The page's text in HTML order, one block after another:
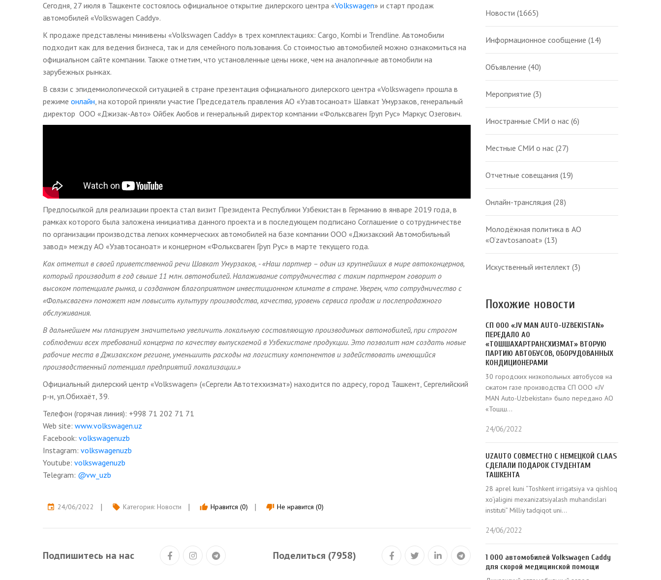
Сегодня, 27 июля в Ташкенте состоялось официальное открытие дилерского центра «Volkswagen» и старт продаж
автомобилей «Volkswagen Caddy».
К продаже представлены минивены «Volkswagen Caddy» в трех комплектациях: Cargo, Kombi и Trendline. Автомобили
подходит как для ведения бизнеса, так и для семейного пользования. Со стоимостью автомобилей можно ознакомиться на
официальном сайте компании. Также отметим, что установленные цены ниже, чем на аналогичные автомобили на
зарубежных рынках.
В связи с эпидемиологической ситуацией в стране презентация официального дилерского центра «Volkswagen» прошла в
режиме онлайн, на которой приняли участие Председатель правления АО «Узавтосаноат» Шавкат Умурзаков, генеральный
директор ООО «Джизак-Авто» Ойбек Аюбов и генеральный директор компании «Фольксваген Груп Рус» Маркус Озегович.
Предпосылкой для реализации проекта стал визит Президента Республики Узбекистан в Германию в январе 2019 года, в
рамках которого была заложена инициатива данного проекта и в последующем подписано Соглашение о сотрудничестве
по организации производства легких коммерческих автомобилей на базе компании ООО «Джизакский Автомобильный
завод» между АО «Узавтосаноат» и концерном «Фольксваген Груп Рус» в марте текущего года.
Как отметил в своей приветственной речи Шавкат Умурзаков, - «Наш партнер – один из крупнейших в мире автоконцернов,
который производит в год свыше 11 млн. автомобилей. Налаживание сотрудничества с таким партнером говорит о
высоком потенциале рынка, и созданном благоприятном инвестиционном климате в стране. Уверен, что сотрудничество с
«Фольксваген» поможет нам повысить культуру производства, качества, уровень сервиса продаж и послепродажного
обслуживания.
В дальнейшем мы планируем значительно увеличить локальную составляющую производимых автомобилей, при строгом
соблюдении всех требований концерна по качеству выпускаемой в Узбекистане продукции. Это позволит нам создать новые
рабочие места в Джизакском регионе, уменьшить расходы на логистику компонентов и задействовать имеющийся
производственный потенциал предприятий локализации.»
Официальный дилерский центр «Volkswagen» («Сергели Автотеххизмат») находится по адресу, город Ташкент, Сергелийский
р-н, ул.Обихаёт, 39.
Телефон (горячая линия): +998 71 202 71 71
Web site: www.volkswagen.uz
Facebook: volkswagenuzb
Instagram: volkswagenuzb
Youtube: volkswagenuzb
Telegram: @vw_uzb
event 24/06/2022 local_offer Категория: Новости thumb_up Нравится (0) thumb_down Не нравится (0)
Подпишитесь на нас Поделиться (7958)
Новости (1665)
Информационное сообщение (14)
Объявление (40)
Мероприятие (3)
Иностранные СМИ о нас (6)
Местные СМИ о нас (27)
Отчетные совещания (19)
Онлайн-трансляция (28)
Молодёжная политика в АО
«O‘zavtosanoat» (13)
Искуственный интеллект (3)
Похожие новости
СП ООО «JV MAN AUTO-UZBEKISTAN»
ПЕРЕДАЛО АО
«ТОШШАХАРТРАНСХИЗМАТ» ВТОРУЮ
ПАРТИЮ АВТОБУСОВ, ОБОРУДОВАННЫХ
КОНДИЦИОНЕРАМИ
30 городских низкопольных автобусов на
сжатом газе производства СП ООО «JV
MAN Auto-Uzbekistan» было передано АО
«Тошш...
24/06/2022
UZAUTO СОВМЕСТНО С НЕМЕЦКОЙ CLAAS
СДЕЛАЛИ ПОДАРОК СТУДЕНТАМ
ТАШКЕНТА
28 aprel kuni “Toshkent irrigatsiya va qishloq
xo‘jaligini mexanizatsiyalash muhandislari
instituti” Milliy tadqiqot uni...
24/06/2022
1 000 автомобилей Volkswagen Caddy
для скорой медицинской помощи